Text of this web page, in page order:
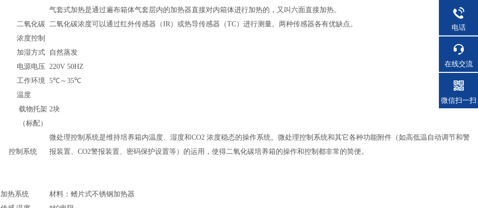
气套式加热是通过遍布箱体气套层内的加热器直接对内箱体进行加热的，又叫六面直接加热。
二氧化碳
浓度控制
二氧化碳浓度可以通过红外传感器（IR）或热导传感器（TC）进行测量。两种传感器各有优缺点。
加湿方式
自然蒸发
电源电压 220V 50HZ
工作环境
温度
5℃～35℃
载物托架
（标配）
2块
控制系统
微处理控制系统是维持培养箱内温度、湿度和CO2 浓度稳态的操作系统。微处理控制系统和其它各种功能附件（如高低温自动调节和警
报装置、CO2警报装置、密码保护设置等）的运用，使得二氧化碳培养箱的操作和控制都非常的简便。
加热系统
材料：鳍片式不锈钢加热器
电话
在线交流
微信扫一扫